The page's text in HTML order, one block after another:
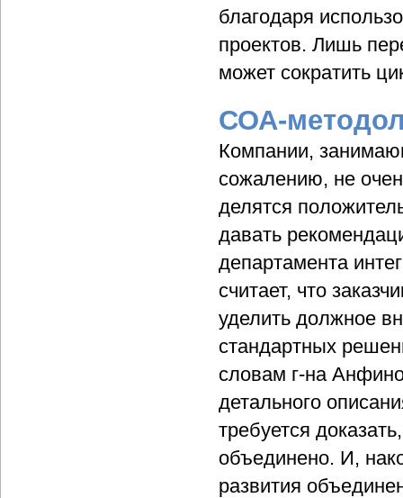
благодаря
проектов. Лишь
может сократить
СОА-
Компании,
сожалению, не
делятся
давать
департамента
считает, что
уделить должное
стандартных
словам г-на
детального
требуется
объединено. И,
развития